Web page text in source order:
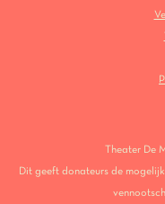
Theater De
Dit geeft donateurs de